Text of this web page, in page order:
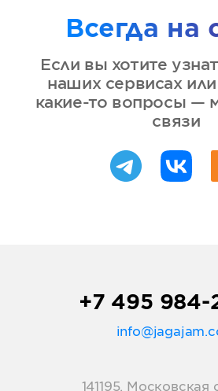
Всегда на
Если вы хотите
наших сервисах или
какие-то вопросы —
связи
+7 495 984-
141195, Московская